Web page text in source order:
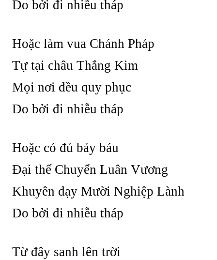
Do bởi đi nhiễu tháp
Hoặc làm vua Chánh Pháp
Tự tại châu Thắng Kim
Mọi nơi đều quy phục
Do bởi đi nhiễu tháp
Hoặc có đủ bảy báu
Đại thế Chuyển Luân Vương
Khuyên dạy Mười Nghiệp Lành
Do bởi đi nhiễu tháp
Từ đây sanh lên trời